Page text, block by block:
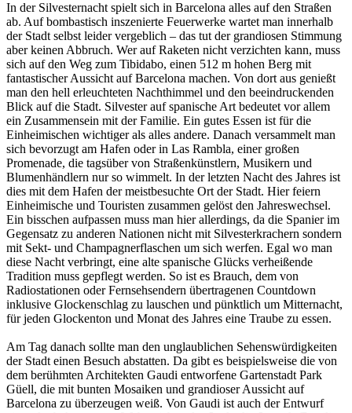
In der Silvesternacht spielt sich in Barcelona alles auf den Straßen
ab. Auf bombastisch inszenierte Feuerwerke wartet man innerhalb
der Stadt selbst leider vergeblich – das tut der grandiosen Stimmung
aber keinen Abbruch. Wer auf Raketen nicht verzichten kann, muss
sich auf den Weg zum Tibidabo, einen 512 m hohen Berg mit
fantastischer Aussicht auf Barcelona machen. Von dort aus genießt
man den hell erleuchteten Nachthimmel und den beeindruckenden
Blick auf die Stadt. Silvester auf spanische Art bedeutet vor allem
ein Zusammensein mit der Familie. Ein gutes Essen ist für die
Einheimischen wichtiger als alles andere. Danach versammelt man
sich bevorzugt am Hafen oder in Las Rambla, einer großen
Promenade, die tagsüber von Straßenkünstlern, Musikern und
Blumenhändlern nur so wimmelt. In der letzten Nacht des Jahres ist
dies mit dem Hafen der meistbesuchte Ort der Stadt. Hier feiern
Einheimische und Touristen zusammen gelöst den Jahreswechsel.
Ein bisschen aufpassen muss man hier allerdings, da die Spanier im
Gegensatz zu anderen Nationen nicht mit Silvesterkrachern sondern
mit Sekt- und Champagnerflaschen um sich werfen. Egal wo man
diese Nacht verbringt, eine alte spanische Glücks verheißende
Tradition muss gepflegt werden. So ist es Brauch, dem von
Radiostationen oder Fernsehsendern übertragenen Countdown
inklusive Glockenschlag zu lauschen und pünktlich um Mitternacht,
für jeden Glockenton und Monat des Jahres eine Traube zu essen.
Am Tag danach sollte man den unglaublichen Sehenswürdigkeiten
der Stadt einen Besuch abstatten. Da gibt es beispielsweise die von
dem berühmten Architekten Gaudi entworfene Gartenstadt Park
Güell, die mit bunten Mosaiken und grandioser Aussicht auf
Barcelona zu überzeugen weiß. Von Gaudi ist auch der Entwurf